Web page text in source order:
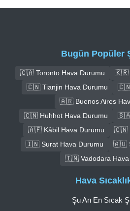
Bugün Popüler
🇨🇦 Toronto Hava Durumu
🇰🇷
🇨🇳 Tianjin Hava Durumu
🇨🇳
🇦🇷 Buenos Aires
🇨🇳 Huhhot Hava Durumu
🇸🇦
🇦🇫 Kâbil Hava Durumu
🇨🇳
🇮🇳 Surat Hava Durumu
🇦🇺
🇮🇳 Vadodara Hava
Hava
Şu An En Sıcak